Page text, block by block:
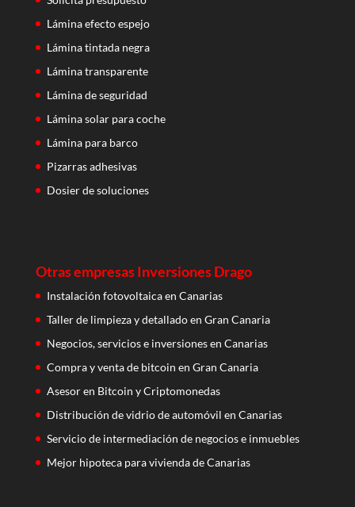
Lámina efecto espejo
Lámina tintada negra
Lámina transparente
Lámina de seguridad
Lámina solar para coche
Lámina para barco
Pizarras adhesivas
Dosier de soluciones
Otras empresas Inversiones Drago
Instalación fotovoltaica en Canarias
Taller de limpieza y detallado en Gran Canaria
Negocios, servicios e inversiones en Canarias
Compra y venta de bitcoin en Gran Canaria
Asesor en Bitcoin y Criptomonedas
Distribución de vidrio de automóvil en Canarias
Servicio de intermediación de negocios e inmuebles
Mejor hipoteca para vivienda de Canarias